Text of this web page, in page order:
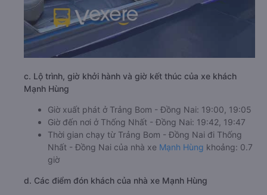
c. Lộ trình, giờ khởi hành và giờ kết thúc của xe khách
Mạnh Hùng
Giờ xuất phát ở Trảng Bom - Đồng Nai: 19:00, 19:05
Giờ đến nơi ở Thống Nhất - Đồng Nai: 19:42, 19:47
Thời gian chạy từ Trảng Bom - Đồng Nai đi Thống
Nhất - Đồng Nai của nhà xe Mạnh Hùng khoảng: 0.7
giờ
d. Các điểm đón khách của nhà xe Mạnh Hùng